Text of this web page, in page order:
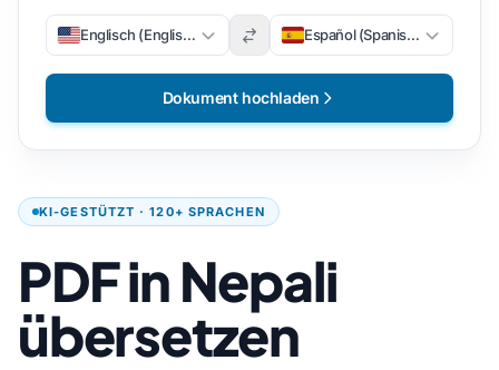
KI-GESTÜTZT · 120+ SPRACHEN
PDF in Nepali
übersetzen
Englisch (Englisch) Español (Spanisch)
Dokument hochladen